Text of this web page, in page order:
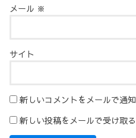
メール ※
サイト
新しいコメントをメールで通知
新しい投稿をメールで受け取る